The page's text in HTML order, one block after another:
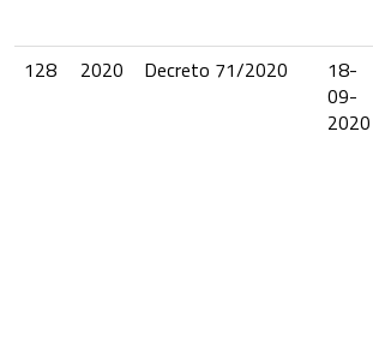
128
2020 Decreto 71/2020
18-
09-
2020